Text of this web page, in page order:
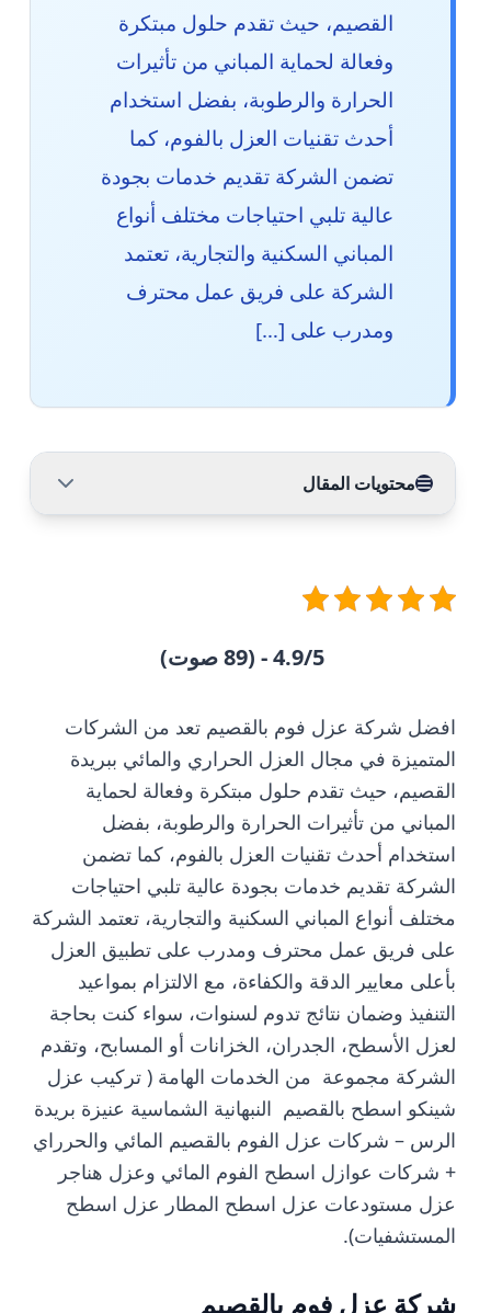
القصيم، حيث تقدم حلول مبتكرة
وفعالة لحماية المباني من تأثيرات
الحرارة والرطوبة، بفضل استخدام
أحدث تقنيات العزل بالفوم، كما
تضمن الشركة تقديم خدمات بجودة
عالية تلبي احتياجات مختلف أنواع
المباني السكنية والتجارية، تعتمد
الشركة على فريق عمل محترف
ومدرب على […]
محتويات المقال
4.9/5 - (89 صوت)
افضل شركة عزل فوم بالقصيم تعد من الشركات
المتميزة في مجال العزل الحراري والمائي ببريدة
القصيم، حيث تقدم حلول مبتكرة وفعالة لحماية
المباني من تأثيرات الحرارة والرطوبة، بفضل
استخدام أحدث تقنيات العزل بالفوم، كما تضمن
الشركة تقديم خدمات بجودة عالية تلبي احتياجات
مختلف أنواع المباني السكنية والتجارية، تعتمد الشركة
على فريق عمل محترف ومدرب على تطبيق العزل
بأعلى معايير الدقة والكفاءة، مع الالتزام بمواعيد
التنفيذ وضمان نتائج تدوم لسنوات، سواء كنت بحاجة
لعزل الأسطح، الجدران، الخزانات أو المسابح، وتقدم
الشركة مجموعة من الخدمات الهامة ( تركيب عزل
شينكو اسطح بالقصيم النبهانية الشماسية عنيزة بريدة
الرس – شركات عزل الفوم بالقصيم المائي والحرراي
+ شركات عوازل اسطح الفوم المائي وعزل هناجر
عزل مستودعات عزل اسطح المطار عزل اسطح
المستشفيات).
شركة عزل فوم بالقصيم